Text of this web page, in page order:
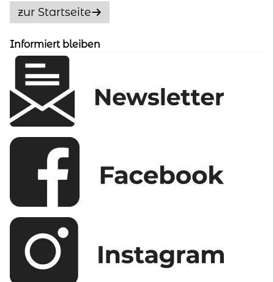
werden
zur Startseite
Informiert bleiben